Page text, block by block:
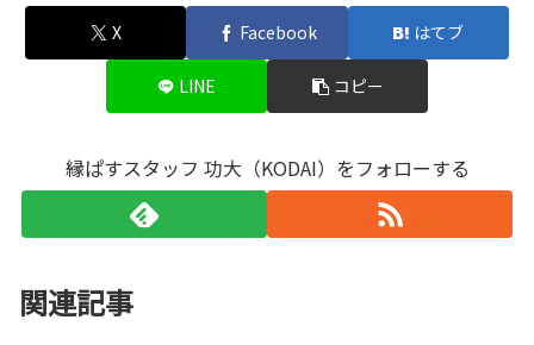
X Facebook はてブ
LINE コピー
縁ぱすスタッフ 功大（KODAI）をフォローする
関連記事